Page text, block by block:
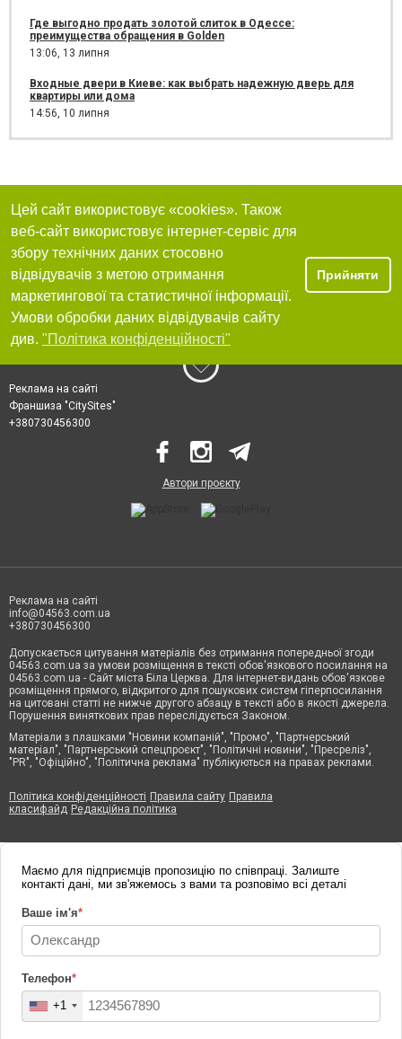
Где выгодно продать золотой слиток в Одессе:
преимущества обращения в Golden
13:06, 13 липня
Входные двери в Киеве: как выбрать надежную дверь для
квартиры или дома
14:56, 10 липня
Цей сайт використовує «cookies». Також
веб-сайт використовує інтернет-сервіс для
збору технічних даних стосовно
відвідувачів з метою отримання
маркетингової та статистичної інформації.
Умови обробки даних відвідувачів сайту
див. "Політика конфіденційності"
Прийняти
Реклама на сайті
Франшиза "CitySites"
+380730456300
Автори проєкту
Реклама на сайті
info@04563.com.ua
+380730456300
Допускається цитування матеріалів без отримання попередньої згоди
04563.com.ua за умови розміщення в тексті обов'язкового посилання на
04563.com.ua - Сайт міста Біла Церква. Для інтернет-видань обов'язкове
розміщення прямого, відкритого для пошукових систем гіперпосилання
на цитовані статті не нижче другого абзацу в тексті або в якості джерела.
Порушення виняткових прав переслідується Законом.
Матеріали з плашками "Новини компаній", "Промо", "Партнерський
матеріал", "Партнерський спецпроєкт", "Політичні новини", "Пресреліз",
"PR", "Офіційно", "Політична реклама" публікуються на правах реклами.
Політика конфіденційності Правила сайту Правила
класифайд Редакційна політика
Маємо для підприємців пропозицію по співпраці. Залиште
контакті дані, ми зв'яжемось з вами та розповімо всі деталі
Ваше ім'я*
Телефон*
+1